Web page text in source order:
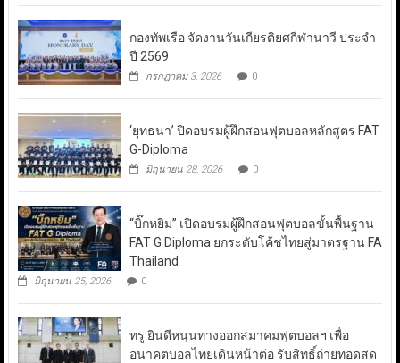
กองทัพเรือ จัดงานวันเกียรติยศกีฬานาวี ประจำ
ปี 2569
กรกฎาคม 3, 2026 0
‘ยุทธนา’ ปิดอบรมผู้ฝึกสอนฟุตบอลหลักสูตร FAT
G-Diploma
มิถุนายน 28, 2026 0
“บิ๊กหยิม” เปิดอบรมผู้ฝึกสอนฟุตบอลขั้นพื้นฐาน
FAT G Diploma ยกระดับโค้ชไทยสู่มาตรฐาน FA
Thailand
มิถุนายน 25, 2026 0
ทรู ยินดีหนุนทางออกสมาคมฟุตบอลฯ เพื่อ
อนาคตบอลไทยเดินหน้าต่อ รับสิทธิ์ถ่ายทอดสด